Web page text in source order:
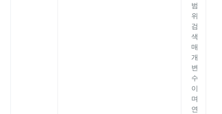
범
위
검
색
매
개
변
수
이
며
연